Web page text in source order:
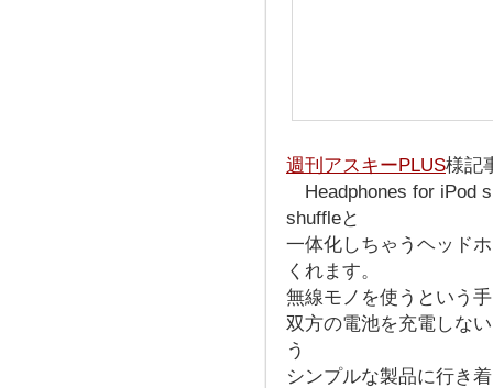
週刊アスキーPLUS様記
Headphones for iPod
shuffleと
一体化しちゃうヘッド
くれます。
無線モノを使うという
双方の電池を充電しな
う
シンプルな製品に行き